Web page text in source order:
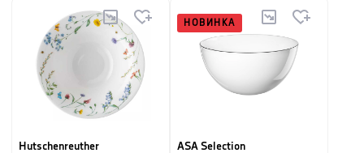
Hutschenreuther
НОВИНКА
ASA Selection